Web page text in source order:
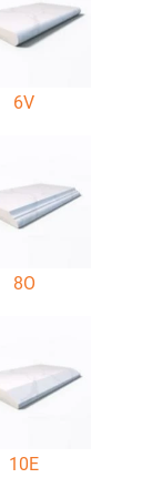
6V
8O
10E